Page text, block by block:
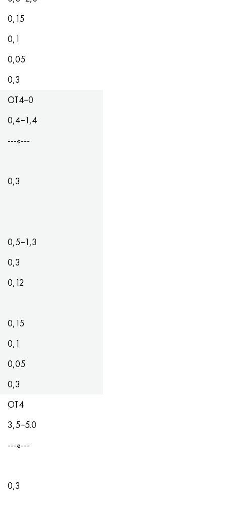
0,15
0,1
0,05
0,3
ОТ4−0
0,4−1,4
---«---
0,3
0,5−1,3
0,3
0,12
0,15
0,1
0,05
0,3
ОТ4
3,5−5.0
---«---
0,3